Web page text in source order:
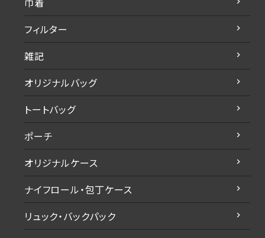
フィルター
雑記
オリジナルバッグ
トートバッグ
ポーチ
オリジナルケース
ナイフロール・包丁ケース
リュック・バックパック